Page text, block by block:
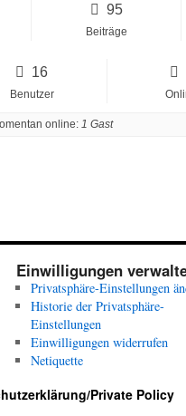
95
Beiträge
16
Benutzer
online: 1 Gast
Einwilligungen
Privatsphäre-Einstellungen
Historie der Privatsphäre-
Einstellungen
Einwilligungen widerrufen
Netiquette
Private Policy